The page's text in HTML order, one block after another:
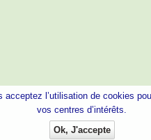
l’utilisation de cookies
vos centres d’intérêts.
Ok, J'accepte